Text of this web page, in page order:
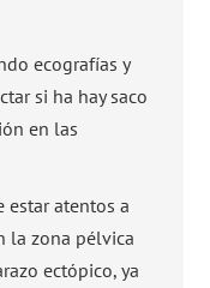
ecografías y
si ha hay saco
en las
estar atentos a
la zona pélvica
ectópico, ya